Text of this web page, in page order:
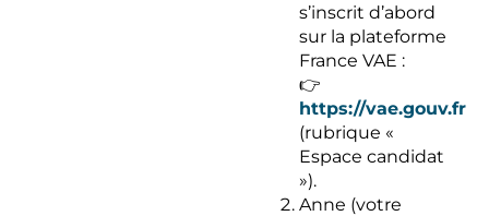
s’inscrit d’abord
sur la plateforme
France VAE :
👉
https://vae.gouv.fr
(rubrique «
Espace candidat
»).​
Anne (votre